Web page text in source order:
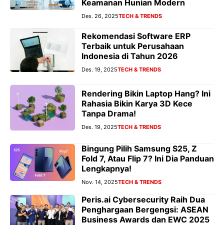
Keamanan Hunian Modern
Des. 26, 2025TECH & TRENDS
Rekomendasi Software ERP
Terbaik untuk Perusahaan
Indonesia di Tahun 2026
Des. 19, 2025TECH & TRENDS
Rendering Bikin Laptop Hang? Ini
Rahasia Bikin Karya 3D Kece
Tanpa Drama!
Des. 19, 2025TECH & TRENDS
Bingung Pilih Samsung S25, Z
Fold 7, Atau Flip 7? Ini Dia Panduan
Lengkapnya!
Nov. 14, 2025TECH & TRENDS
Peris.ai Cybersecurity Raih Dua
Penghargaan Bergengsi: ASEAN
Business Awards dan EWC 2025